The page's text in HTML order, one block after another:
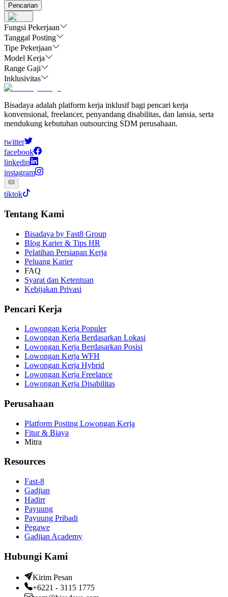
Pencarian
Fungsi Pekerjaan
Tanggal Posting
Tipe Pekerjaan
Model Kerja
Range Gaji
Inklusivitas
Bisadaya adalah platform kerja inklusif bagi pencari kerja
konvensional, freelancer, penyandang disabilitas, dan lansia, serta
mendukung kebutuhan outsourcing SDM perusahaan.
twitter
facebook
linkedin
instagram
tiktok
Tentang Kami
Bisadaya by Fast8 Group
Blog Karier & Tips HR
Pelatihan Persiapan Kerja
Peluang Karier
FAQ
Syarat dan Ketentuan
Kebijakan Privasi
Pencari Kerja
Lowongan Kerja Populer
Lowongan Kerja Berdasarkan Lokasi
Lowongan Kerja Berdasarkan Posisi
Lowongan Kerja WFH
Lowongan Kerja Hybrid
Lowongan Kerja Freelance
Lowongan Kerja Disabilitas
Perusahaan
Platform Posting Lowongan Kerja
Fitur & Biaya
Mitra
Resources
Fast-8
Gadjian
Hadirr
Payuung
Payuung Pribadi
Pegawe
Gadjian Academy
Hubungi Kami
Kirim Pesan
+6221 - 3115 1775